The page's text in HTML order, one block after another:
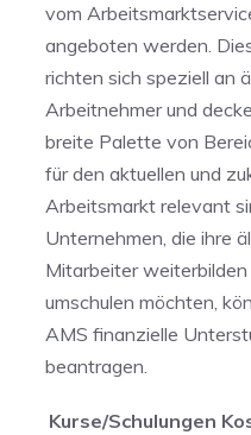
vom
angeboten werden.‌
richten sich speziell an
Arbeitnehmer und‍
breite Palette von
für den aktuellen und
Arbeitsmarkt relevant
Unternehmen, die ⁢ihre
Mitarbeiter weiterbilden
umschulen möchten,
AMS finanzielle
beantragen.
Kurse/Schulungen